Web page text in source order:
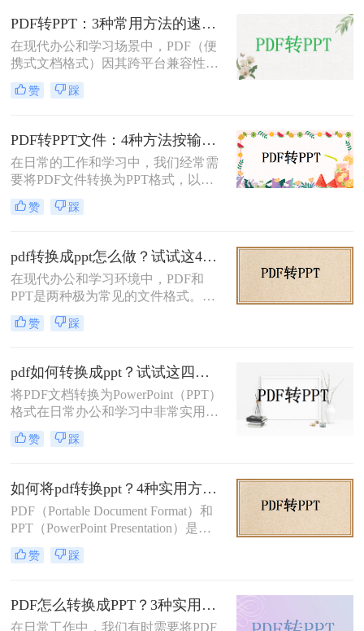
脑pdf如何转化为ppt呢？本文将详细
介绍五种将PDF转换成PPT的方法，
帮助您轻松应对各种需求。
PDF转PPT：3种常用方法的速度对比和适用文件类型！
在现代办公和学习场景中，PDF（便
携式文档格式）因其跨平台兼容性和
内容稳定性而广泛使用。然而，在某
些情况下，我们可能需要将PDF文件
以便于编辑、演示或分享。那么PDF
如何转ppt呢？本文将详细介绍几种常
用的PDF转PPT的方法。
赞 踩
PDF转PPT文件：4种方法按输出格式（pptx/ppt）和页数选择!
在日常的工作和学习中，我们经常需
要将PDF文件转换为PPT格式，以便
进行演示或编辑。那么如何将pdf转换
成ppt文件呢？本文将介绍四种常用的
赞 踩
pdf转换成ppt怎么做？试试这4个转换方法！
在现代办公和学习环境中，PDF和
PPT是两种极为常见的文件格式。
PDF文件因其出色的稳定性和兼容性
而被广泛用于文档分享和存储，而
睐。然而，有时我们需要将PDF转换
为PPT以便进行编辑和演示。那么pdf
转换成ppt怎么做呢？本文将详细介绍
几种将PDF转换为PPT的方法。
赞 踩
pdf如何转换成ppt？试试这四种常用方法！
将PDF文档转换为PowerPoint（PPT）
格式在日常办公和学习中非常实用，
特别是在需要对内容进行编辑或演示
时。那么pdf如何转换成ppt呢？本文
赞 踩
如何将pdf转换ppt？4种实用方法解析！
PDF（Portable Document Format）和
PPT（PowerPoint Presentation）是两
种常见的文件格式，分别用于文档存
储和演示文稿制作。在某些情况下，
式，以便在演示文稿中使用或进行进
一步编辑。那么如何将pdf转换ppt
赞 踩
PDF怎么转换成PPT？3种实用方法详解！
在日常工作中，我们有时需要将PDF